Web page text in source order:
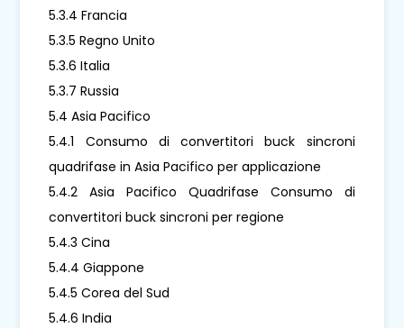
5.3.4 Francia
5.3.5 Regno Unito
5.3.6 Italia
5.3.7 Russia
5.4 Asia Pacifico
5.4.1 Consumo di convertitori buck sincroni
quadrifase in Asia Pacifico per applicazione
5.4.2 Asia Pacifico Quadrifase Consumo di
convertitori buck sincroni per regione
5.4.3 Cina
5.4.4 Giappone
5.4.5 Corea del Sud
5.4.6 India